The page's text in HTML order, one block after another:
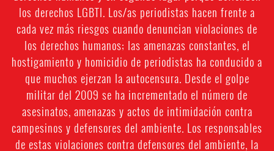
los derechos LGBTI. Los/as periodistas hacen frente a
cada vez más riesgos cuando denuncian violaciones de
los derechos humanos; las amenazas constantes, el
hostigamiento y homicidio de periodistas ha conducido a
que muchos ejerzan la autocensura. Desde el golpe
militar del 2009 se ha incrementado el número de
asesinatos, amenazas y actos de intimidación contra
campesinos y defensores del ambiente. Los responsables
de estas violaciones contra defensores del ambiente, la